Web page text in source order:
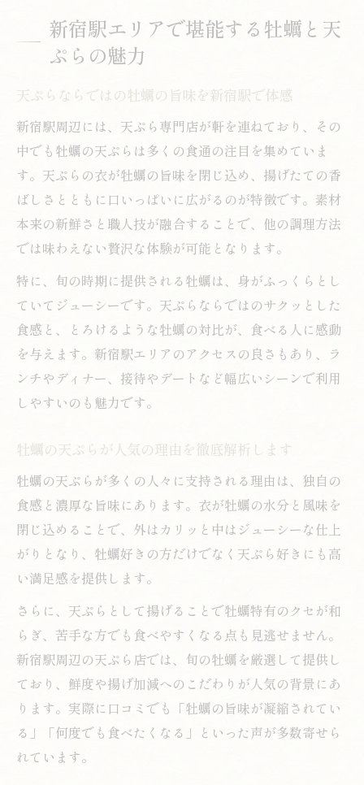
新宿駅エリアで堪能する牡蠣と天
ぷらの魅力
天ぷらならではの牡蠣の旨味を新宿駅で体感
新宿駅周辺には、天ぷら専門店が軒を連ねており、その
中でも牡蠣の天ぷらは多くの食通の注目を集めていま
す。天ぷらの衣が牡蠣の旨味を閉じ込め、揚げたての香
ばしさとともに口いっぱいに広がるのが特徴です。素材
本来の新鮮さと職人技が融合することで、他の調理方法
では味わえない贅沢な体験が可能となります。
特に、旬の時期に提供される牡蠣は、身がふっくらとし
ていてジューシーです。天ぷらならではのサクッとした
食感と、とろけるような牡蠣の対比が、食べる人に感動
を与えます。新宿駅エリアのアクセスの良さもあり、ラ
ンチやディナー、接待やデートなど幅広いシーンで利用
しやすいのも魅力です。
牡蠣の天ぷらが人気の理由を徹底解析します
牡蠣の天ぷらが多くの人々に支持される理由は、独自の
食感と濃厚な旨味にあります。衣が牡蠣の水分と風味を
閉じ込めることで、外はカリッと中はジューシーな仕上
がりとなり、牡蠣好きの方だけでなく天ぷら好きにも高
い満足感を提供します。
さらに、天ぷらとして揚げることで牡蠣特有のクセが和
らぎ、苦手な方でも食べやすくなる点も見逃せません。
新宿駅周辺の天ぷら店では、旬の牡蠣を厳選して提供し
ており、鮮度や揚げ加減へのこだわりが人気の背景にあ
ります。実際に口コミでも「牡蠣の旨味が凝縮されてい
る」「何度でも食べたくなる」といった声が多数寄せら
れています。